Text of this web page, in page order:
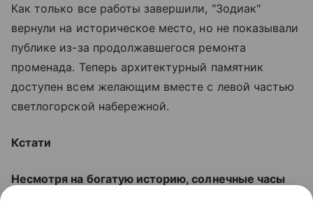
Как только все работы завершили, "Зодиак"
вернули на историческое место, но не показывали
публике из-за продолжавшегося ремонта
променада. Теперь архитектурный памятник
доступен всем желающим вместе с левой частью
светлогорской набережной.
Кстати
Несмотря на богатую историю, солнечные часы